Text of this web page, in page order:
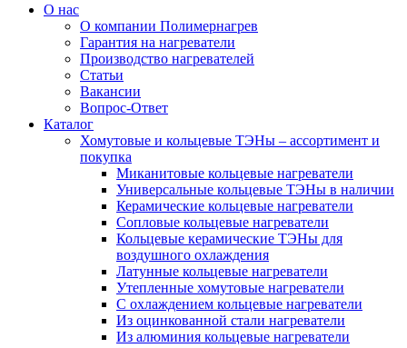
О нас
О компании Полимернагрев
Гарантия на нагреватели
Производство нагревателей
Статьи
Вакансии
Вопрос-Ответ
Каталог
Хомутовые и кольцевые ТЭНы – ассортимент и
покупка
Миканитовые кольцевые нагреватели
Универсальные кольцевые ТЭНы в наличии
Керамические кольцевые нагреватели
Сопловые кольцевые нагреватели
Кольцевые керамические ТЭНы для
воздушного охлаждения
Латунные кольцевые нагреватели
Утепленные хомутовые нагреватели
С охлаждением кольцевые нагреватели
Из оцинкованной стали нагреватели
Из алюминия кольцевые нагреватели